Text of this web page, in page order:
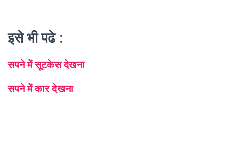
इसे भी पढे :
सपने में सूटकेस देखना
सपने में कार देखना